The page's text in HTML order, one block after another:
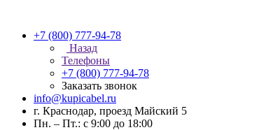
+7 (800) 777-94-78
Назад
Телефоны
+7 (800) 777-94-78
Заказать звонок
info@kupicabel.ru
г. Краснодар, проезд Майский 5
Пн. – Пт.: с 9:00 до 18:00